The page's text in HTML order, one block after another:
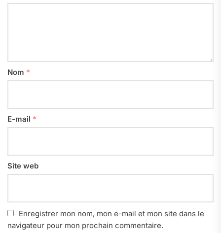
Nom *
E-mail *
Site web
Enregistrer mon nom, mon e-mail et mon site dans le
navigateur pour mon prochain commentaire.